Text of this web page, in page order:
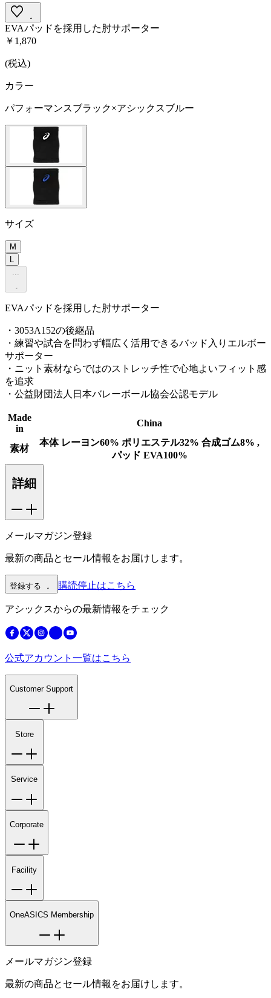
EVAパッドを採用した肘サポーター
￥1,870
(税込)
カラー
パフォーマンスブラック×アシックスブルー
サイズ
M
L
EVAパッドを採用した肘サポーター
・3053A152の後継品
・練習や試合を問わず幅広く活用できるバッド入りエルボー
サポーター
・ニット素材ならではのストレッチ性で心地よいフィット感
を追求
・公益財団法人日本バレーボール協会公認モデル
Made
in
China
素材
本体 レーヨン60% ポリエステル32% 合成ゴム8% ,
パッド EVA100%
詳細
メールマガジン登録
最新の商品とセール情報をお届けします。
登録する 購読停止はこちら
アシックスからの最新情報をチェック
公式アカウント一覧はこちら
Customer Support
Store
Service
Corporate
Facility
OneASICS Membership
メールマガジン登録
最新の商品とセール情報をお届けします。